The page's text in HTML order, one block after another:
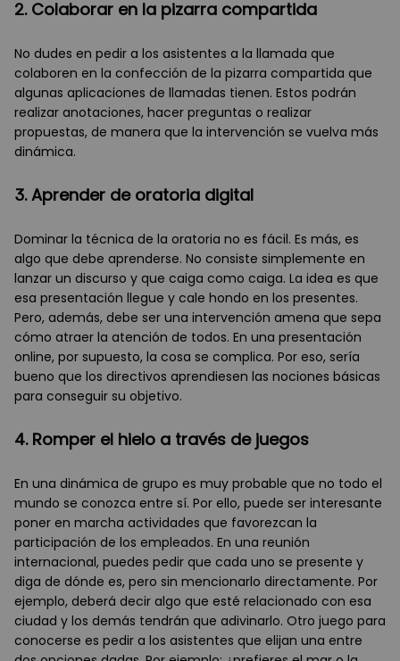
2. Colaborar en la pizarra compartida
No dudes en pedir a los asistentes a la llamada que
colaboren en la confección de la pizarra compartida que
algunas aplicaciones de llamadas tienen. Estos podrán
realizar anotaciones, hacer preguntas o realizar
propuestas, de manera que la intervención se vuelva más
dinámica.
3. Aprender de oratoria digital
Dominar la técnica de la oratoria no es fácil. Es más, es
algo que debe aprenderse. No consiste simplemente en
lanzar un discurso y que caiga como caiga. La idea es que
esa presentación llegue y cale hondo en los presentes.
Pero, además, debe ser una intervención amena que sepa
cómo atraer la atención de todos. En una presentación
online, por supuesto, la cosa se complica. Por eso, sería
bueno que los directivos aprendiesen las nociones básicas
para conseguir su objetivo.
4. Romper el hielo a través de juegos
En una dinámica de grupo es muy probable que no todo el
mundo se conozca entre sí. Por ello, puede ser interesante
poner en marcha actividades que favorezcan la
participación de los empleados. En una reunión
internacional, puedes pedir que cada uno se presente y
diga de dónde es, pero sin mencionarlo directamente. Por
ejemplo, deberá decir algo que esté relacionado con esa
ciudad y los demás tendrán que adivinarlo. Otro juego para
conocerse es pedir a los asistentes que elijan una entre